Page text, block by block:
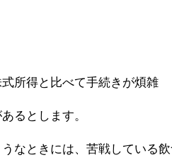
所得と比べて手続きが煩雑
るとします。
なときには、苦戦している